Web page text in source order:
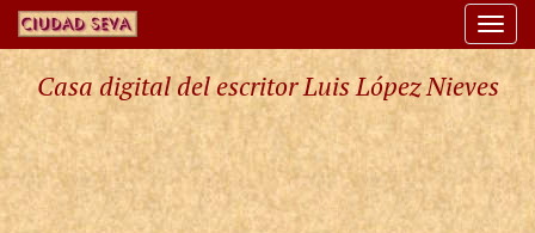
Casa digital del escritor Luis López Nieves